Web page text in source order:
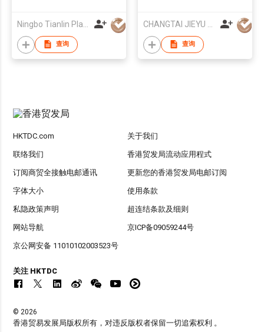
查询 查询
HKTDC.com 关于我们
联络我们 香港贸发局流动应用程式
订阅商贸全接触电邮通讯 更新您的香港贸发局电邮订阅
字体大小 使用条款
私隐政策声明 超连结条款及细则
网站导航 京ICP备09059244号
京公网安备 11010102003523号
关注 HKTDC
© 2026
香港贸易发展局版权所有，对违反版权者保留一切追索权利 。